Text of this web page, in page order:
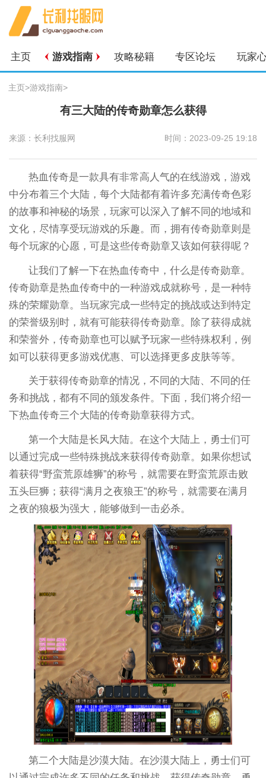
主页 游戏指南 攻略秘籍 专区论坛 玩家
主页>游戏指南>
有三大陆的传奇勋章怎么获得
来源：长利找服网 时间：2023-09-25 19:18
热血传奇是一款具有非常高人气的在线游戏，游戏
中分布着三个大陆，每个大陆都有着许多充满传奇色彩
的故事和神秘的场景，玩家可以深入了解不同的地域和
文化，尽情享受玩游戏的乐趣。而，拥有传奇勋章则是
每个玩家的心愿，可是这些传奇勋章又该如何获得呢？
让我们了解一下在热血传奇中，什么是传奇勋章。
传奇勋章是热血传奇中的一种游戏成就称号，是一种特
殊的荣耀勋章。当玩家完成一些特定的挑战或达到特定
的荣誉级别时，就有可能获得传奇勋章。除了获得成就
和荣誉外，传奇勋章也可以赋予玩家一些特殊权利，例
如可以获得更多游戏优惠、可以选择更多皮肤等等。
关于获得传奇勋章的情况，不同的大陆、不同的任
务和挑战，都有不同的颁发条件。下面，我们将介绍一
下热血传奇三个大陆的传奇勋章获得方式。
第一个大陆是长风大陆。在这个大陆上，勇士们可
以通过完成一些特殊挑战来获得传奇勋章。如果你想试
着获得“野蛮荒原雄狮”的称号，就需要在野蛮荒原击败
五头巨狮；获得“满月之夜狼王”的称号，就需要在满月
之夜的狼极为强大，能够做到一击必杀。
第二个大陆是沙漠大陆。在沙漠大陆上，勇士们可